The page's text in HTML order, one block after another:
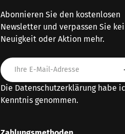
Abonnieren Sie den kostenlosen
Newsletter und verpassen Sie
Neuigkeit oder Aktion mehr.
E-Mail
Die Datenschutzerklärunghabe
Kenntnis genommen.